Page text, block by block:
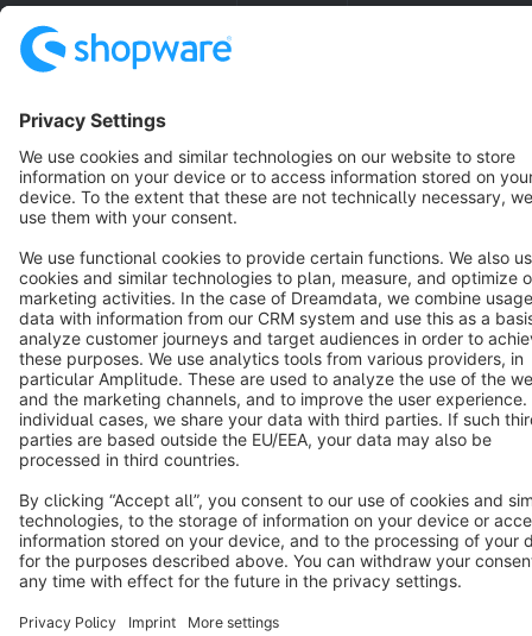
Cookie settings
Notice: * All prices are quoted net of the statutory value-added tax